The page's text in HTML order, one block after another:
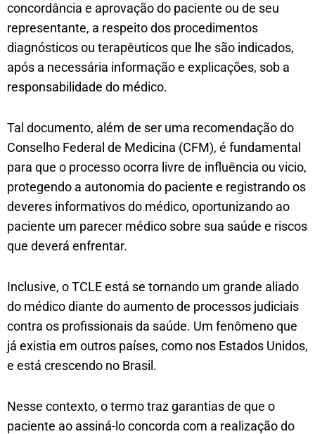
concordância e aprovação do paciente ou de seu
representante, a respeito dos procedimentos
diagnósticos ou terapêuticos que lhe são indicados,
após a necessária informação e explicações, sob a
responsabilidade do médico.
Tal documento, além de ser uma recomendação do
Conselho Federal de Medicina (CFM), é fundamental
para que o processo ocorra livre de influência ou vicio,
protegendo a autonomia do paciente e registrando os
deveres informativos do médico, oportunizando ao
paciente um parecer médico sobre sua saúde e riscos
que deverá enfrentar.
Inclusive, o TCLE está se tornando um grande aliado
do médico diante do aumento de processos judiciais
contra os profissionais da saúde. Um fenômeno que
já existia em outros países, como nos Estados Unidos,
e está crescendo no Brasil.
Nesse contexto, o termo traz garantias de que o
paciente ao assiná-lo concorda com a realização do